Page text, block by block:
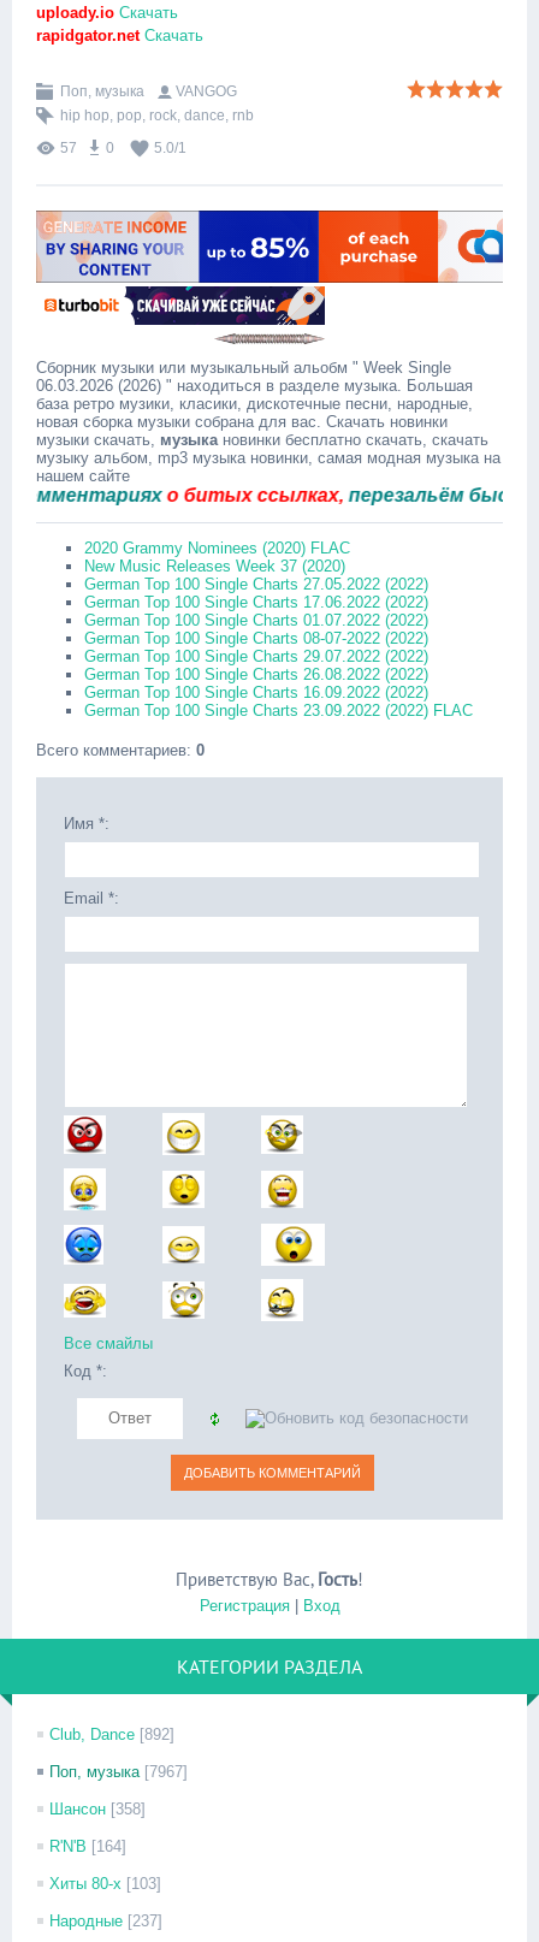
uploady.io Скачать
rapidgator.netСкачать
Поп, музыка
VANGOG
hip hop, pop, rock, dance, rnb
57
0 5.0/1
Сборник музыки или музыкальный альобм " Week Single
06.03.2026 (2026) " находиться в разделе музыка. Большая
база ретро музики, класики, дискотечные песни, народные,
новая сборка музыки собрана для вас. Скачать новинки
музыки скачать, музыкановинки бесплатно скачать, скачать
музыку альбом, mp3 музыка новинки, самая модная музыка на
нашем сайте
о битых ссылках,перезальём быстро.
2020 Grammy Nominees (2020) FLAC
New Music Releases Week 37 (2020)
German Top 100 Single Charts 27.05.2022 (2022)
German Top 100 Single Charts 17.06.2022 (2022)
German Top 100 Single Charts 01.07.2022 (2022)
German Top 100 Single Charts 08-07-2022 (2022)
German Top 100 Single Charts 29.07.2022 (2022)
German Top 100 Single Charts 26.08.2022 (2022)
German Top 100 Single Charts 16.09.2022 (2022)
German Top 100 Single Charts 23.09.2022 (2022) FLAC
Всего комментариев: 0
Имя *:
Email *:
Все смайлы
Код *:
Приветствую Вас, Гость!
Регистрация| Вход
КАТЕГОРИИ РАЗДЕЛА
Club, Dance [892]
Поп, музыка [7967]
Шансон [358]
R'N'B [164]
Хиты 80-х [103]
Народные [237]